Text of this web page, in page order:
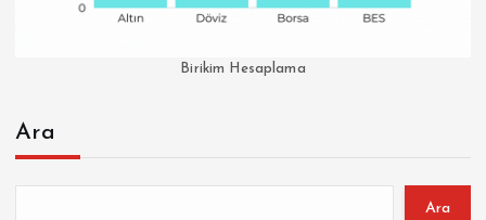
Birikim Hesaplama
Ara
Ara